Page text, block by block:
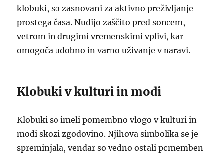
klobuki, so zasnovani za aktivno preživljanje
prostega časa. Nudijo zaščito pred soncem,
vetrom in drugimi vremenskimi vplivi, kar
omogoča udobno in varno uživanje v naravi.
Klobuki v kulturi in modi
Klobuki so imeli pomembno vlogo v kulturi in
modi skozi zgodovino. Njihova simbolika se je
spreminjala, vendar so vedno ostali pomemben